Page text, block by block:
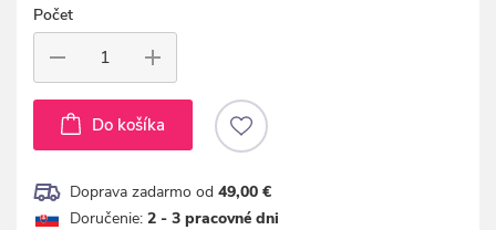
Počet
Do košíka
Doprava zadarmo od 49,00 €
Doručenie: 2 - 3 pracovné dni